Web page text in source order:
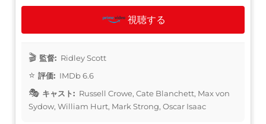
視聴する
監督: Ridley Scott
評価: IMDb 6.6
キャスト: Russell Crowe, Cate Blanchett, Max von
Sydow, William Hurt, Mark Strong, Oscar Isaac